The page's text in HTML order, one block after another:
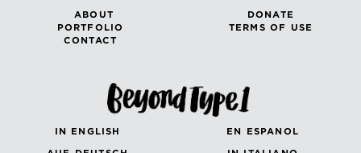
ABOUT
DONATE
PORTFOLIO
TERMS OF USE
CONTACT
IN ENGLISH
EN ESPANOL